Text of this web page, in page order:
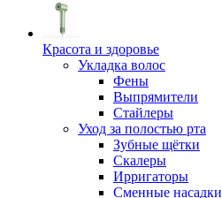
Красота и здоровье
Укладка волос
Фены
Выпрямители
Стайлеры
Уход за полостью рта
Зубные щётки
Скалеры
Ирригаторы
Сменные насадки